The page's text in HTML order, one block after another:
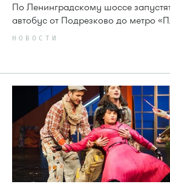
По Ленинградскому шоссе
автобус от Подрезково до метро
НОВОСТИ